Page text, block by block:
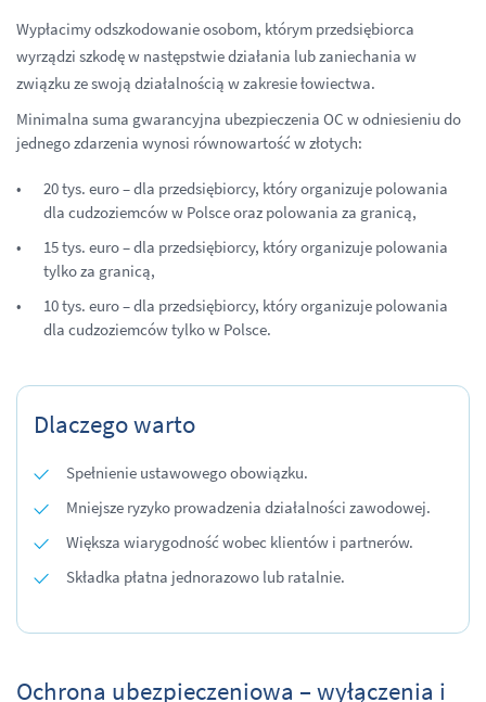
Wypłacimy odszkodowanie osobom, którym przedsiębiorca
wyrządzi szkodę w następstwie działania lub zaniechania w
związku ze swoją działalnością w zakresie łowiectwa.
Minimalna suma gwarancyjna ubezpieczenia OC w odniesieniu do
jednego zdarzenia wynosi równowartość w złotych:
20 tys. euro – dla przedsiębiorcy, który organizuje polowania
dla cudzoziemców w Polsce oraz polowania za granicą,
15 tys. euro – dla przedsiębiorcy, który organizuje polowania
tylko za granicą,
10 tys. euro – dla przedsiębiorcy, który organizuje polowania
dla cudzoziemców tylko w Polsce.
Dlaczego warto
Spełnienie ustawowego obowiązku.
Mniejsze ryzyko prowadzenia działalności zawodowej.
Większa wiarygodność wobec klientów i partnerów.
Składka płatna jednorazowo lub ratalnie.
Ochrona ubezpieczeniowa – wyłączenia i